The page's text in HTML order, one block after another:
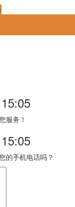
15:05
服务！
15:05
的手机电话吗？